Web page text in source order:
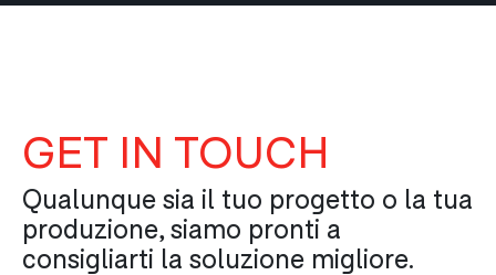
GET IN TOUCH
Qualunque sia il tuo progetto o la tua
produzione, siamo pronti a
consigliarti la soluzione migliore.